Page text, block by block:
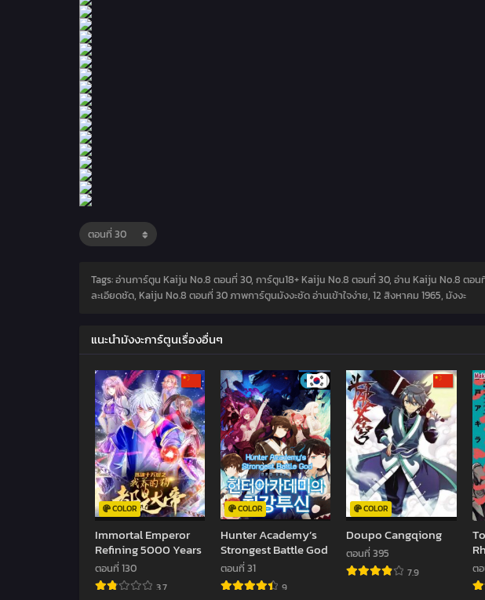
Tags: อ่านการ์ตูน Kaiju No.8 ตอนที่ 30, การ์ตูน18+ Kaiju No.8 ตอนที่ 30, อ่าน Kaiju No.8
ละเอียดชัด, Kaiju No.8 ตอนที่ 30 ภาพการ์ตูนมังงะชัด อ่านเข้าใจง่าย, 12 สิงหาคม 1965, มังงะ
แนะนำมังงะการ์ตูนเรื่องอื่นๆ
COLOR
Immortal Emperor
Refining 5000 Years
ตอนที่ 130
3.7
COLOR
Hunter Academy’s
Strongest Battle God
ตอนที่ 31
9
COLOR
Doupo Cangqiong
ตอนที่ 395
7.9 ต